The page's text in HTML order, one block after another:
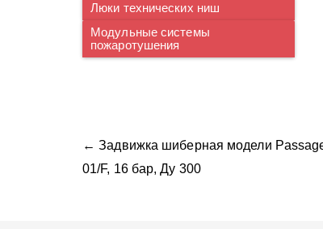
Люки технических ниш
Модульные системы
пожаротушения
← Задвижка шиберная модели
01/F, 16 бар, Ду 300